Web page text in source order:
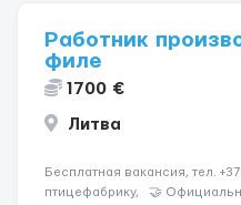
Работник
филе
1700 €
Литва
Бесплатная вакансия, тел.
птицефабрику, 🤝